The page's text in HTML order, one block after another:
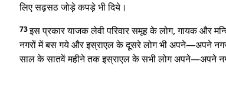
लिए सढ़सठ जोड़े कपड़े भी दिये।
73इस प्रकार याजक लेवी परिवार समूह के लोग, गायक और
नगरों में बस गये और इस्राएल के दूसरे लोग भी अपने—अपने
साल के सातवें महीने तक इस्राएल के सभी लोग अपने—अपने